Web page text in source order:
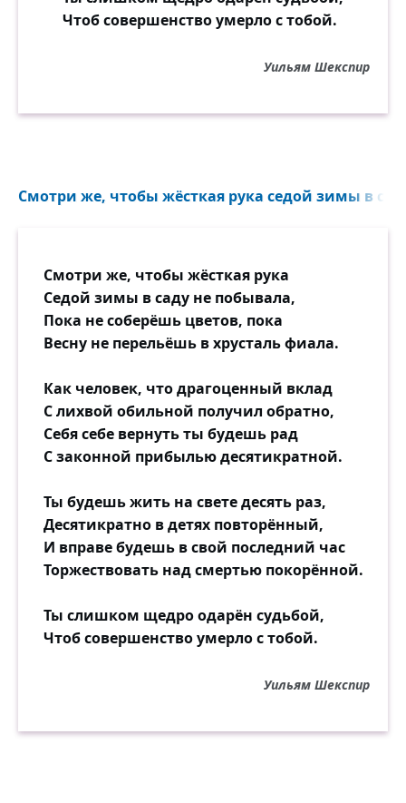
Чтоб совершенство умерло с тобой.
Уильям Шекспир
Смотри же, чтобы жёсткая рука седой зимы в
Смотри же, чтобы жёсткая рука
Седой зимы в саду не побывала,
Пока не соберёшь цветов, пока
Весну не перельёшь в хрусталь фиала.
Как человек, что драгоценный вклад
С лихвой обильной получил обратно,
Себя себе вернуть ты будешь рад
С законной прибылью десятикратной.
Ты будешь жить на свете десять раз,
Десятикратно в детях повторённый,
И вправе будешь в свой последний час
Торжествовать над смертью покорённой.
Ты слишком щедро одарён судьбой,
Чтоб совершенство умерло с тобой.
Уильям Шекспир